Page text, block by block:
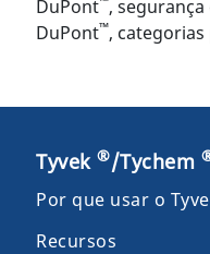
DuPont ,
DuPont™,
Tyvek ®/Tychem
Por que usar o
Recursos